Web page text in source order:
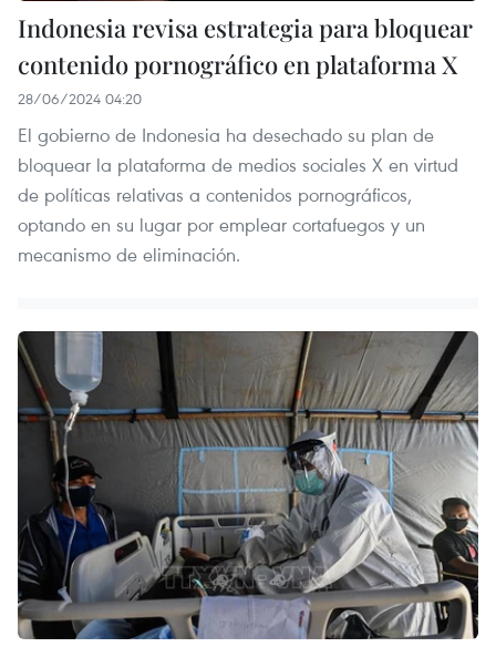
Indonesia revisa estrategia para bloquear
contenido pornográfico en plataforma X
28/06/2024 04:20
El gobierno de Indonesia ha desechado su plan de
bloquear la plataforma de medios sociales X en virtud
de políticas relativas a contenidos pornográficos,
optando en su lugar por emplear cortafuegos y un
mecanismo de eliminación.